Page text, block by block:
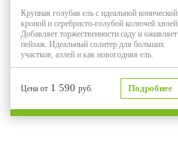
Крупная голубая ель с идеальной конической
кроной и серебристо-голубой колючей хвоей.
Добавляет торжественности саду и оживляет
пейзаж. Идеальный солитер для больших
участков, аллей и как новогодняя ель.
Цена от 1 590 руб. Подробнее